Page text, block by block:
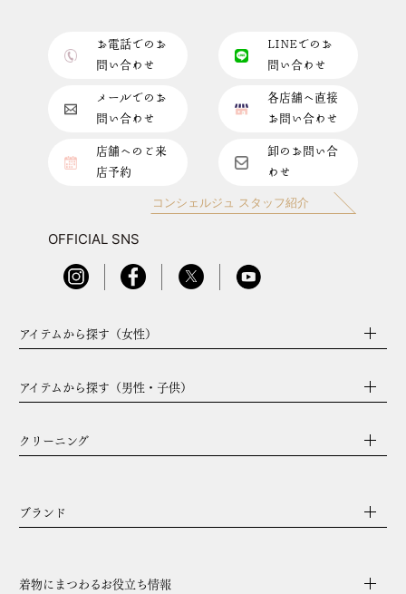
お電話でのお
問い合わせ
LINEでのお
問い合わせ
メールでのお
問い合わせ
各店舗へ直接
お問い合わせ
店舗へのご来
店予約
卸のお問い合
わせ
コンシェルジュ スタッフ紹介
OFFICIAL SNS
アイテムから探す（女性）
アイテムから探す（男性・子供）
クリーニング
ブランド
着物にまつわるお役立ち情報